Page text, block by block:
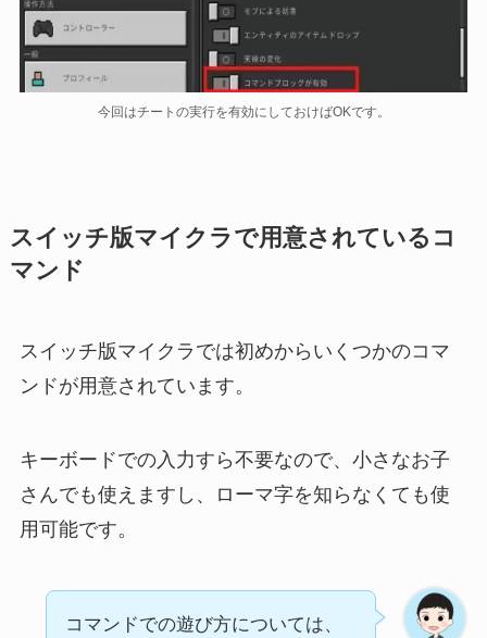
今回はチートの実行を有効にしておけばOKです。
スイッチ版マイクラで用意されているコ
マンド
スイッチ版マイクラでは初めからいくつかのコマ
ンドが用意されています。
キーボードでの入力すら不要なので、小さなお子
さんでも使えますし、ローマ字を知らなくても使
用可能です。
コマンドでの遊び方については、